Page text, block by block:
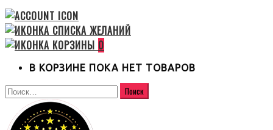
0
В КОРЗИНЕ ПОКА НЕТ ТОВАРОВ